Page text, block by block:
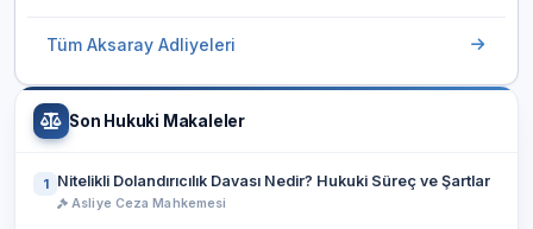
Tüm Aksaray Adliyeleri
Son Hukuki Makaleler
1 Nitelikli Dolandırıcılık Davası Nedir? Hukuki Süreç ve Şartlar
Asliye Ceza Mahkemesi